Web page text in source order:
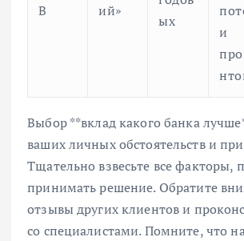
В
ий»
ых
и
Выбор **вклад какого банка
ваших личных обстоятельств и
Тщательно взвесьте все факторы,
принимать решение. Обратите
отзывы других клиентов и
со специалистами. Помните, что